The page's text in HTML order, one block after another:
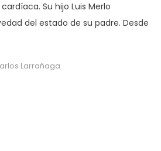
Su hijo Luis Merlo
del estado de su padre. Desde
Larrañaga